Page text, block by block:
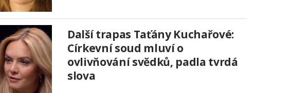
Další trapas Taťány Kuchařové:
Církevní soud mluví o
ovlivňování svědků, padla tvrdá
slova